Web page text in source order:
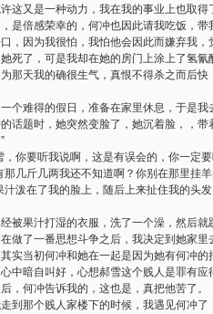
这又是一种动力，我在我的事业上也取
是倍感荣幸的，何冲也因此请我吃饭，
，因为我很怕，我怕他会因此而嫌弃我
死了，可是我却在她的房门上涂上了氢
那天我的确很生气，真恨不得杀之而后
难得的假日，准备在家里休息，于是我
话题时，她突然变脸了，她沉着脸，，
你要听我说啊，这是有误会的，你一定
斤几两我还不知道啊？你别在那里挂
泼在了我的脸上，随后上来扯住我的头
被果汁打湿的衣服，洗了一个澡，然后
做了一番思想斗争之后，我决定到她家里
实当初何冲和她在一起是因为她有何冲
中暗自叫好，心想郝雪这个贱人是罪有
，何冲告诉我的，这也是，真把他苦了。
那个贱人家楼下的时候，我遇见何冲了